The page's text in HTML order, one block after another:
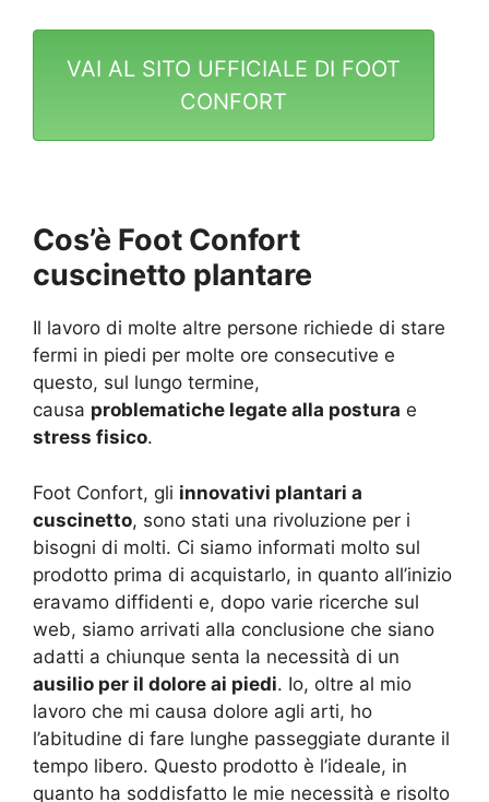
VAI AL SITO UFFICIALE DI FOOT
CONFORT
Cos’è Foot Confort
cuscinetto plantare
Il lavoro di molte altre persone richiede di stare
fermi in piedi per molte ore consecutive e
questo, sul lungo termine,
causa problematiche legate alla postura e
stress fisico.
Foot Confort, gli innovativi plantari a
cuscinetto, sono stati una rivoluzione per i
bisogni di molti. Ci siamo informati molto sul
prodotto prima di acquistarlo, in quanto all’inizio
eravamo diffidenti e, dopo varie ricerche sul
web, siamo arrivati alla conclusione che siano
adatti a chiunque senta la necessità di un
ausilio per il dolore ai piedi. Io, oltre al mio
lavoro che mi causa dolore agli arti, ho
l’abitudine di fare lunghe passeggiate durante il
tempo libero. Questo prodotto è l’ideale, in
quanto ha soddisfatto le mie necessità e risolto